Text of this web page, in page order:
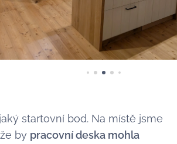
startovní bod. Na místě jsme
by pracovní deska mohla